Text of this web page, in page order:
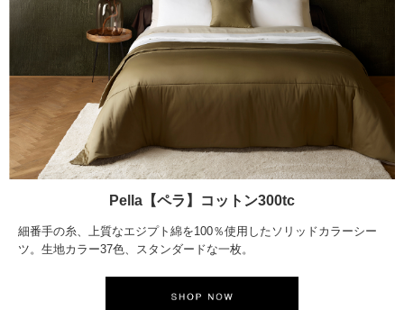
Pella【ペラ】コットン300tc
細番手の糸、上質なエジプト綿を100％使用したソリッドカラーシー
ツ。生地カラー37色、スタンダードな一枚。